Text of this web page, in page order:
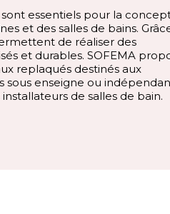
essentiels pour la
et des salles de bains.
de réaliser des
et durables. SOFEMA
replaqués destinés aux
sous enseigne ou
de salles de bain.